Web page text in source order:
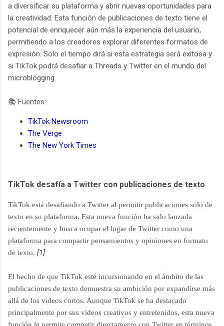
a diversificar su plataforma y abrir nuevas oportunidades para
la creatividad. Esta función de publicaciones de texto tiene el
potencial de enriquecer aún más la experiencia del usuario,
permitiendo a los creadores explorar diferentes formatos de
expresión. Solo el tiempo dirá si esta estrategia será exitosa y
si TikTok podrá desafiar a Threads y Twitter en el mundo del
microblogging.
📚 Fuentes:
TikTok Newsroom
The Verge
The New York Times
TikTok desafía a Twitter con publicaciones de texto
TikTok está desafiando a Twitter al permitir publicaciones solo de
texto en su plataforma. Esta nueva función ha sido lanzada
recientemente y busca ocupar el lugar de Twitter como una
plataforma para compartir pensamientos y opiniones en formato
de texto. [1]
El hecho de que TikTok esté incursionando en el ámbito de las
publicaciones de texto demuestra su ambición por expandirse más
allá de los videos cortos. Aunque TikTok se ha destacado
principalmente por sus videos creativos y entretenidos, esta nueva